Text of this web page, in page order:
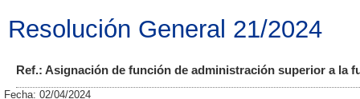
Resolución General 21/2024
Ref.: Asignación de función de administración superior a la
Fecha: 02/04/2024